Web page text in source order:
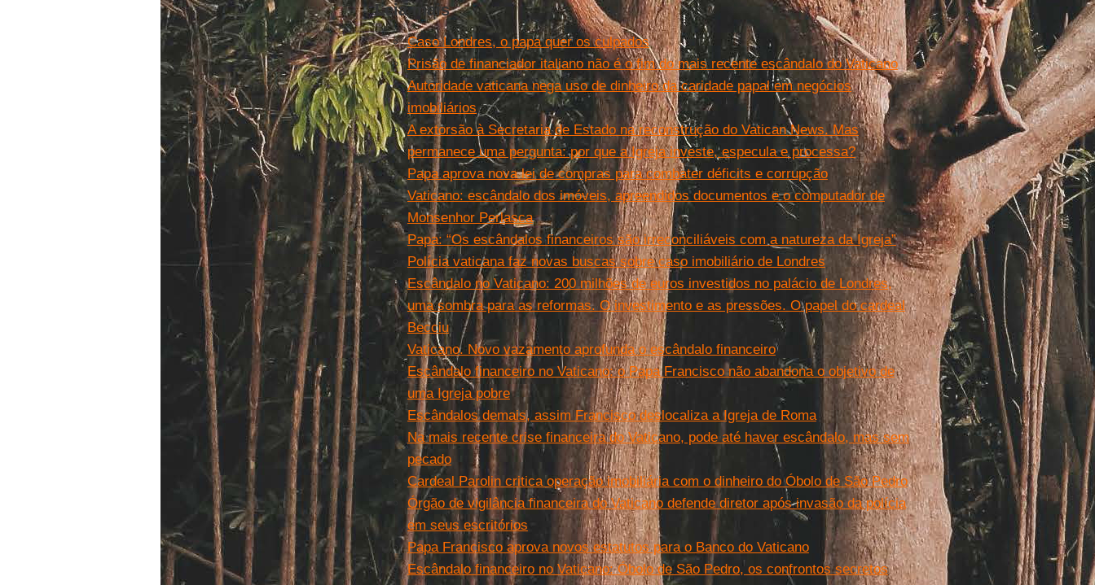
Leia mais
Caso Londres, o papa quer os culpados
Prisão de financiador italiano não é o fim do mais recente escândalo do Vaticano
Autoridade vaticana nega uso de dinheiro da caridade papal em negócios
imobiliários
A extorsão à Secretaria de Estado na reconstrução do Vatican News. Mas
permanece uma pergunta: por que a Igreja investe, especula e processa?
Papa aprova nova lei de compras para combater déficits e corrupção
Vaticano: escândalo dos imóveis, apreendidos documentos e o computador de
Monsenhor Perlasca
Papa: “Os escândalos financeiros são irreconciliáveis com a natureza da Igreja”
Polícia vaticana faz novas buscas sobre caso imobiliário de Londres
Escândalo no Vaticano: 200 milhões de euros investidos no palácio de Londres,
uma sombra para as reformas. O investimento e as pressões. O papel do cardeal
Becciu
Vaticano. Novo vazamento aprofunda o escândalo financeiro
Escândalo financeiro no Vaticano: o Papa Francisco não abandona o objetivo de
uma Igreja pobre
Escândalos demais, assim Francisco deslocaliza a Igreja de Roma
Na mais recente crise financeira do Vaticano, pode até haver escândalo, mas sem
pecado
Cardeal Parolin critica operação imobiliária com o dinheiro do Óbolo de São Pedro
Órgão de vigilância financeira do Vaticano defende diretor após invasão da polícia
em seus escritórios
Papa Francisco aprova novos estatutos para o Banco do Vaticano
Escândalo financeiro no Vaticano: Óbolo de São Pedro, os confrontos secretos